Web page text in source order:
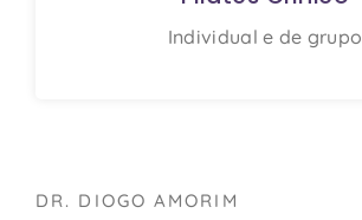
Individual e de grupo
DR. DIOGO AMORIM